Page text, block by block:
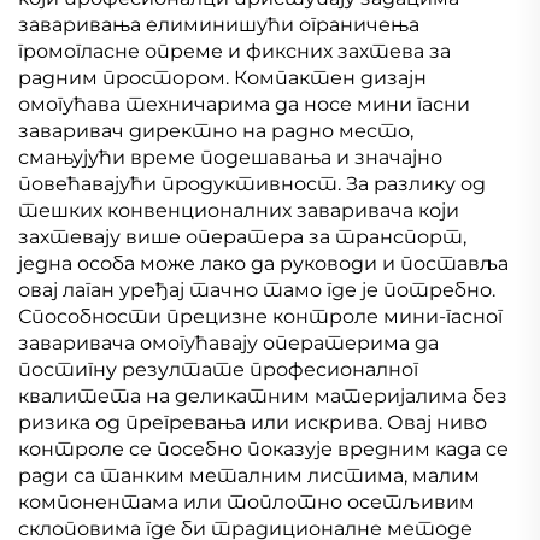
заваривања елиминишући ограничења
громогласне опреме и фиксних захтева за
радним простором. Компактен дизајн
омогућава техничарима да носе мини гасни
заваривач директно на радно место,
смањујући време подешавања и значајно
повећавајући продуктивност. За разлику од
тешких конвенционалних заваривача који
захтевају више оператера за транспорт,
једна особа може лако да руководи и поставља
овај лаган уређај тачно тамо где је потребно.
Способности прецизне контроле мини-гасног
заваривача омогућавају оператерима да
постигну резултате професионалног
квалитета на деликатним материјалима без
ризика од прегревања или искрива. Овај ниво
контроле се посебно показује вредним када се
ради са танким металним листима, малим
компонентама или топлотно осетљивим
склоповима где би традиционалне методе